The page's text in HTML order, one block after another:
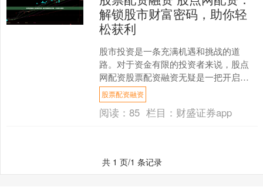
解锁股市财富密码，助你轻
松获利
股市投资是一条充满机遇和挑战的道
路。对于资金有限的投资者来说，股点
网配资股票配资融资无疑是一把开启财
富之门的钥匙。 股票配资公司通过提供
杠杆资金，帮助投资者放大....
股票配资融资
阅读：85 栏目： 财盛证券app
共 1 页/1 条记录